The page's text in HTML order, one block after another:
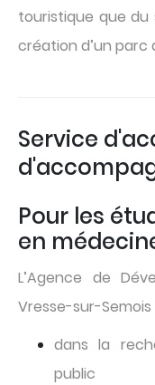
touristique que
création d’un parc
Service
Pour les
en
L’Agence de
Vresse-sur-
dans la
public